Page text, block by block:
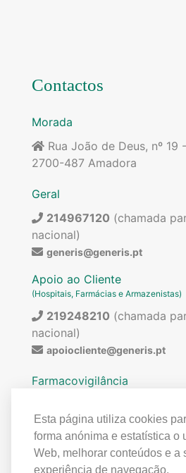
Esta página utiliza cookies
forma anónima e estatística o
Web, melhorar conteúdos e a
experiência de navegação.
Contactos
Morada
Rua João de Deus, nº 19
2700-487 Amadora
Geral
214967120 (chamada
nacional)
generis@generis.pt
Apoio ao Cliente
(Hospitais, Farmácias e Armazenistas)
219248210 (chamada
nacional)
apoiocliente@generis.pt
Farmacovigilância
medicamentos ou para qualquer
com farmacovigilância (ex:
contactar:
219849300(chamada